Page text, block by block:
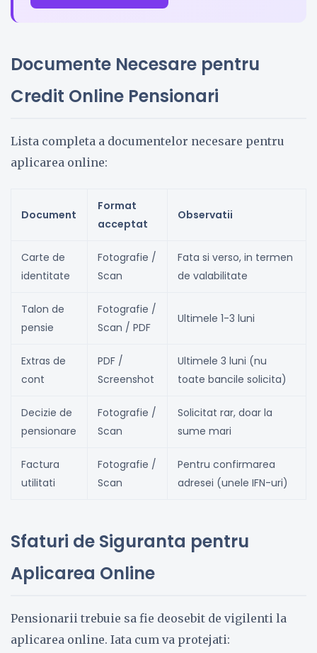
Documente Necesare pentru
Credit Online Pensionari
Lista completa a documentelor necesare pentru
aplicarea online:
Document
Format
acceptat
Observatii
Carte de
identitate
Fotografie /
Scan
Fata si verso, in termen
de valabilitate
Talon de
pensie
Fotografie /
Scan / PDF
Ultimele 1-3 luni
Extras de
cont
PDF /
Screenshot
Ultimele 3 luni (nu
toate bancile solicita)
Decizie de
pensionare
Fotografie /
Scan
Solicitat rar, doar la
sume mari
Factura
utilitati
Fotografie /
Scan
Pentru confirmarea
adresei (unele IFN-uri)
Sfaturi de Siguranta pentru
Aplicarea Online
Pensionarii trebuie sa fie deosebit de vigilenti la
aplicarea online. Iata cum va protejati: